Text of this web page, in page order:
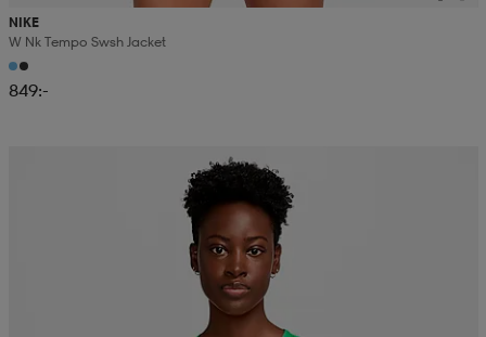
NIKE
W Nk Tempo Swsh Jacket
849:-